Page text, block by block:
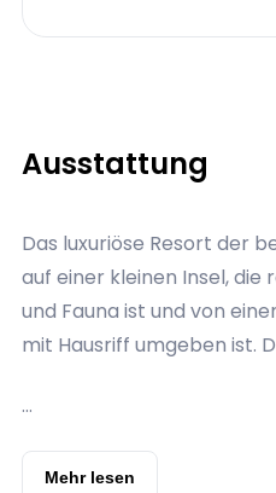
Ausstattung
Das luxuriöse Resort der
auf einer kleinen Insel,
und Fauna ist und von
mit Hausriff umgeben ist.
zahlreiche
freuen. Ein
Lifestyle-Programm sorgt
...
Mehr lesen